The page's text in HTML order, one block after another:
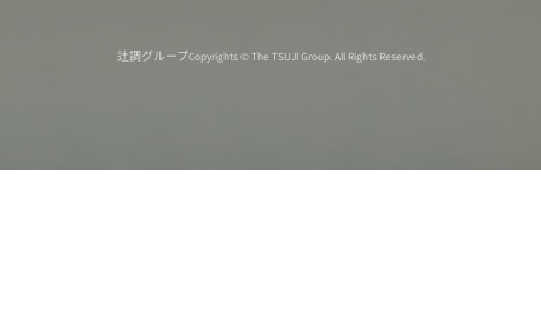
辻調グループCopyrights © The TSUJI Group. All Rights Reserved.